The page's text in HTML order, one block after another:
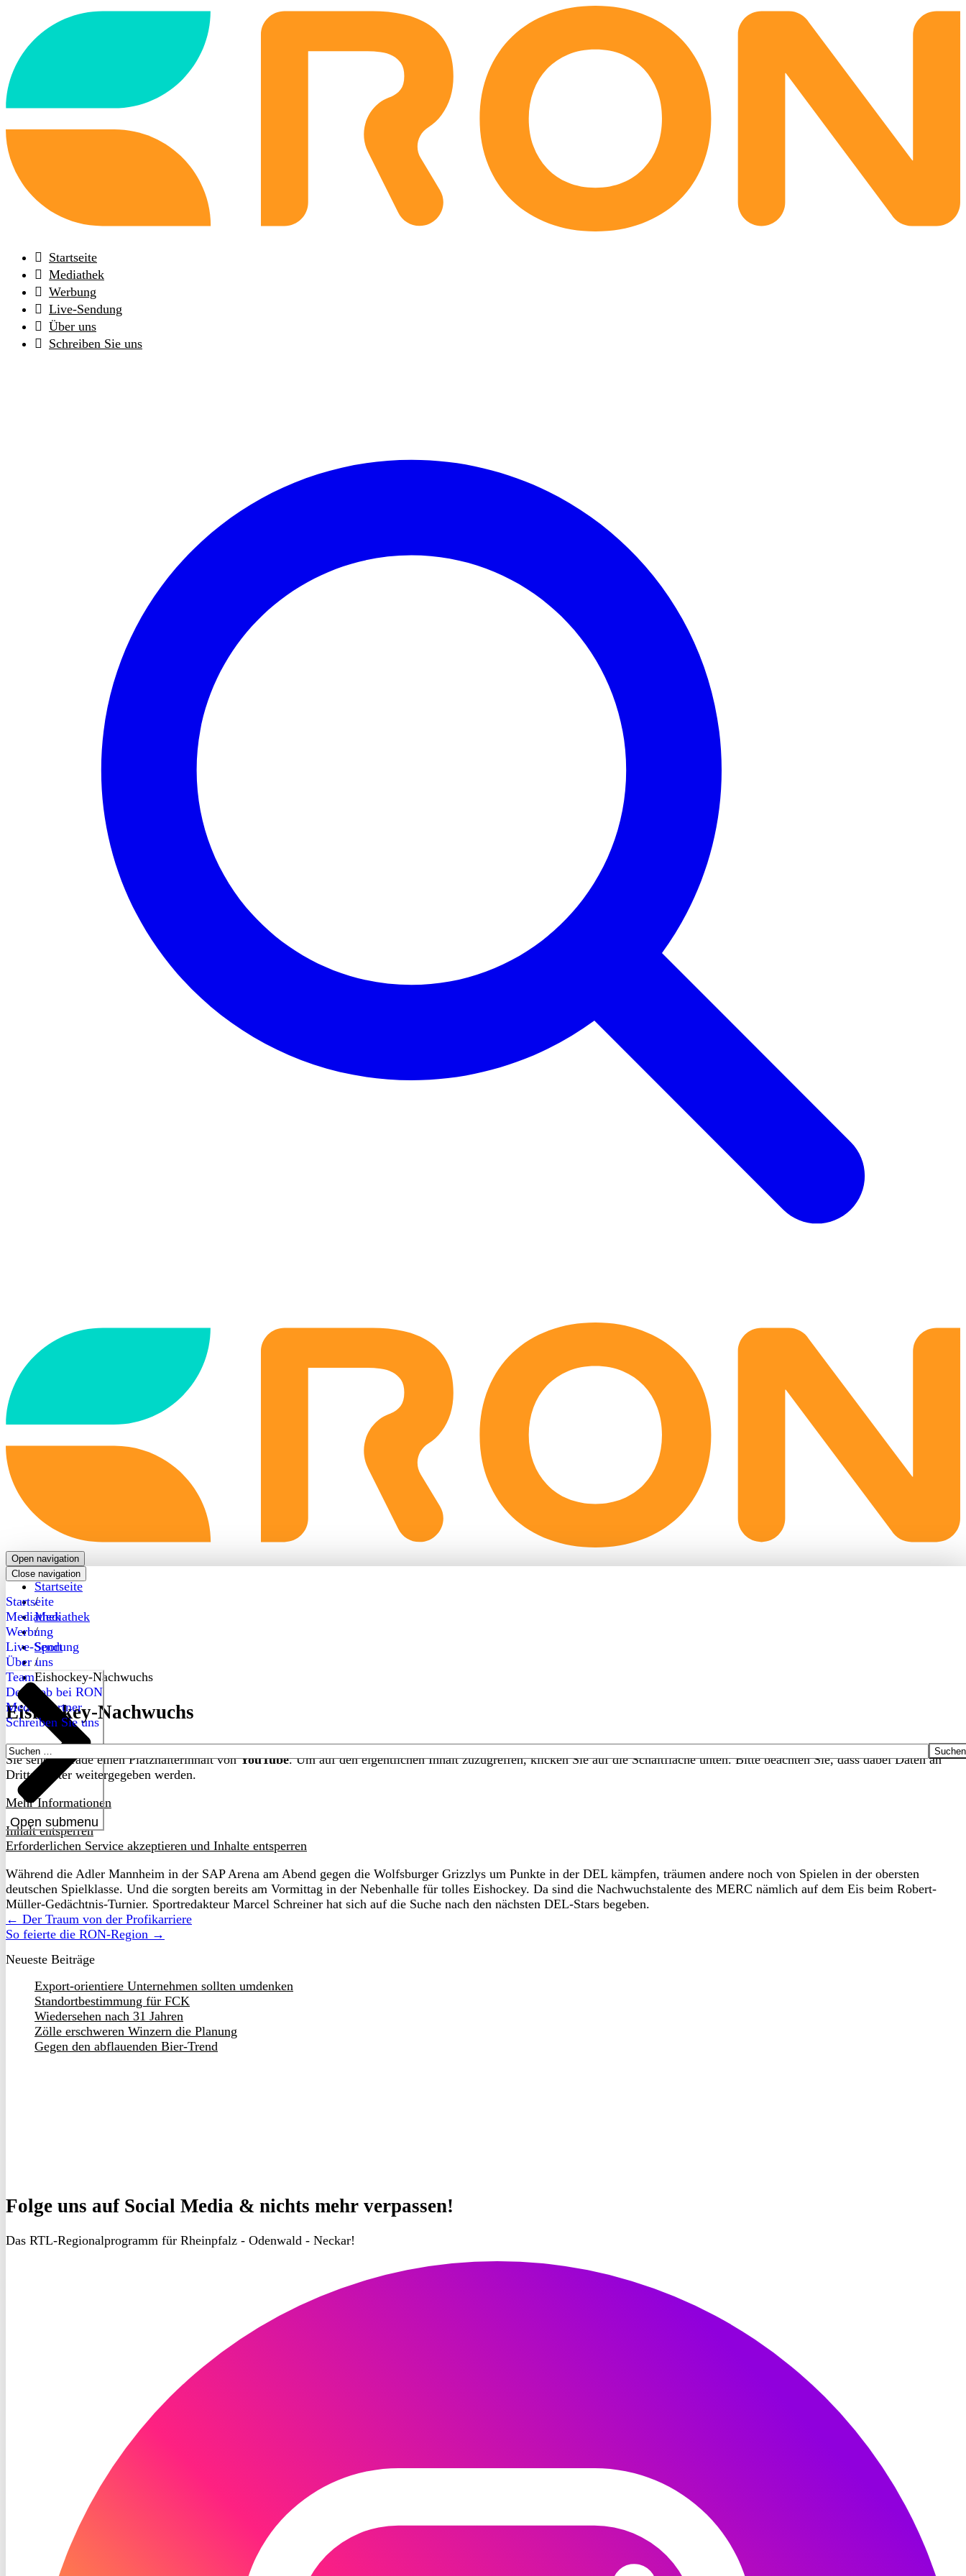
frontpage
Startseite
Mediathek
Werbung
Live-Sendung
Über uns
Schreiben Sie uns
frontpage
Open navigation
Close navigation
Startseite
Mediathek
Werbung
Live-Sendung
Über uns
Open submenu
Team
Dein Job bei RON
Medienpartner
Schreiben Sie uns
Suchen
nach:
Startseite
/
Mediathek
/
Sport
/
Eishockey-Nachwuchs
Eishockey-Nachwuchs
Sie sehen gerade einen Platzhalterinhalt vonYouTube. Um auf den eigentlichen Inhalt zuzugreifen, klicken Sie auf die Schaltfläche unten. Bitte beachten Sie, dass dabei Daten an
Drittanbieter weitergegeben werden.
Mehr Informationen
Inhalt entsperren
Erforderlichen Service akzeptieren und Inhalte entsperren
Während die Adler Mannheim in der SAP Arena am Abend gegen die Wolfsburger Grizzlys um Punkte in der DEL kämpfen, träumen andere noch von Spielen in der obersten
deutschen Spielklasse. Und die sorgten bereits am Vormittag in der Nebenhalle für tolles Eishockey. Da sind die Nachwuchstalente des MERC nämlich auf dem Eis beim Robert-
Müller-Gedächtnis-Turnier. Sportredakteur Marcel Schreiner hat sich auf die Suche nach den nächsten DEL-Stars begeben.
← Der Traum von der Profikarriere
So feierte die RON-Region →
Neueste Beiträge
Export-orientiere Unternehmen sollten umdenken
Standortbestimmung für FCK
Wiedersehen nach 31 Jahren
Zölle erschweren Winzern die Planung
Gegen den abflauenden Bier-Trend
Folge uns auf Social Media & nichts mehr verpassen!
Das RTL-Regionalprogramm für Rheinpfalz - Odenwald - Neckar!